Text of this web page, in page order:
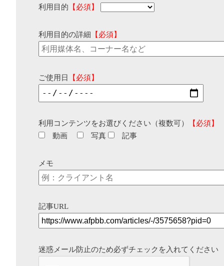
利用目的 【必須】
利用目的の詳細 【必須】
ご使用日 【必須】
利用コンテンツをお選びください（複数可）
【必須】
動画
写真 記事
メモ
記事URL
迷惑メール防止のため必ずチェックを入れてください